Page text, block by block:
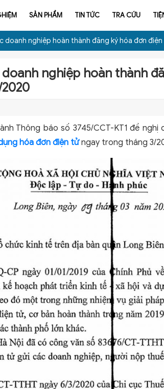
SẢN PHẨM TIN TỨC TRA CỨU
doanh nghiệp hoàn thành đăng ký hóa đơn
nghiệp hoàn thành
Thông báo số 3745/CCT-KT1 đề nghị
hóa đơn điện tửngay trong tháng 3/